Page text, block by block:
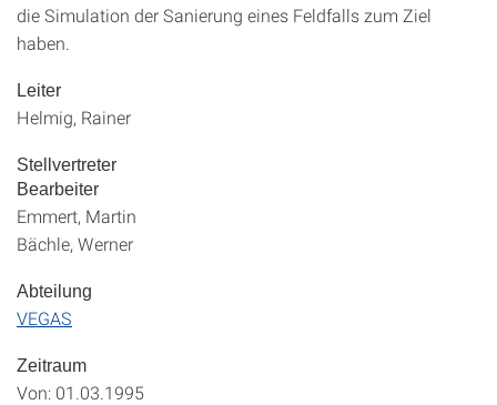
die Simulation der Sanierung eines Feldfalls zum Ziel
haben.
Leiter
Helmig, Rainer
Stellvertreter
Bearbeiter
Emmert, Martin
Bächle, Werner
Abteilung
VEGAS
Zeitraum
Von: 01.03.1995